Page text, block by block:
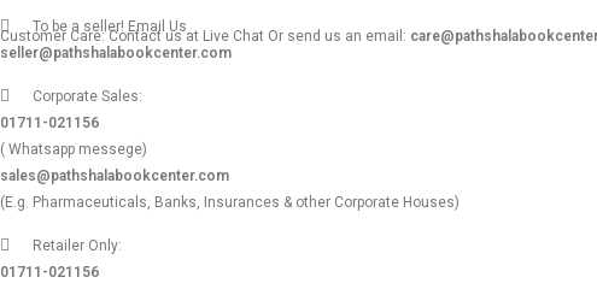
Customer Care: Contact us at Live Chat Or send us an email:
To be a seller! Email Us
seller@pathshalabookcenter.com
Corporate Sales:
01711-021156
( Whatsapp messege)
sales@pathshalabookcenter.com
(E.g. Pharmaceuticals, Banks, Insurances & other Corporate Houses)
Retailer Only:
01711-021156